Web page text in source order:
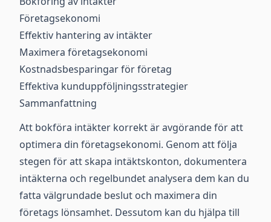
Företagsekonomi
Effektiv hantering av intäkter
Maximera företagsekonomi
Kostnadsbesparingar för företag
Effektiva kunduppföljningsstrategier
Sammanfattning
Att bokföra intäkter korrekt är avgörande för att
optimera din företagsekonomi. Genom att följa
stegen för att skapa intäktskonton, dokumentera
intäkterna och regelbundet analysera dem kan du
fatta välgrundade beslut och maximera din
företags lönsamhet. Dessutom kan du hjälpa till